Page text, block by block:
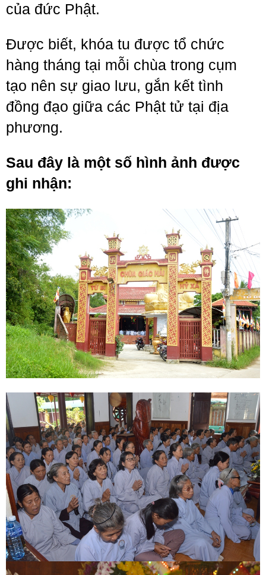
của đức Phật.
Được biết, khóa tu được tổ chức
hàng tháng tại mỗi chùa trong cụm
tạo nên sự giao lưu, gắn kết tình
đồng đạo giữa các Phật tử tại địa
phương.
Sau đây là một số hình ảnh được
ghi nhận: